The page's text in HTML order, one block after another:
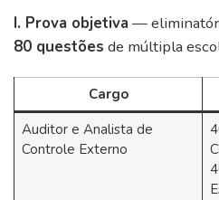
I. Prova objetiva —
80 questões de múltipla
Cargo
Auditor e Analista de
Controle Externo